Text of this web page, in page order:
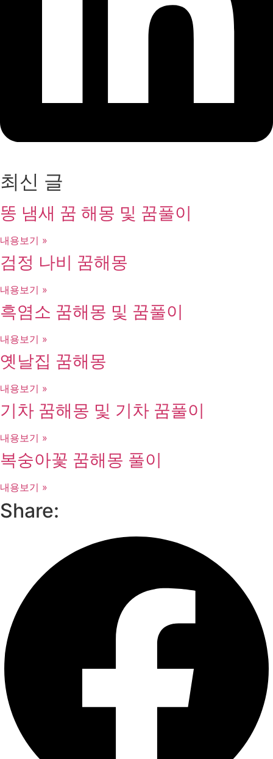
최신 글
똥 냄새 꿈 해몽 및 꿈풀이
내용보기 »
검정 나비 꿈해몽
내용보기 »
흑염소 꿈해몽 및 꿈풀이
내용보기 »
옛날집 꿈해몽
내용보기 »
기차 꿈해몽 및 기차 꿈풀이
내용보기 »
복숭아꽃 꿈해몽 풀이
내용보기 »
Share: